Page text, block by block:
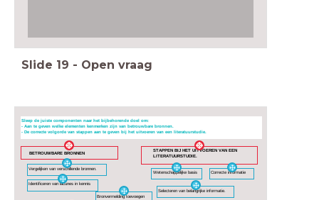
Slide 19 - Open vraag
BETROUWBARE BRONNEN
STAPPEN BIJ HET UITVOEREN VAN EEN
LITERATUURSTUDIE.
Sleep de juiste componenten naar het bijbehorende doel om:
- Aan te geven welke elementen kenmerken zijn van betrouwbare bronnen.
- De correcte volgorde van stappen aan te geven bij het uitvoeren van een literatuurstudie.
Correcte informatie
Wetenschappelijke basis
Selecteren van belangrijke informatie.
Vergelijken van verschillende bronnen.
Bronvermelding toevoegen
Identificeren van lacunes in kennis